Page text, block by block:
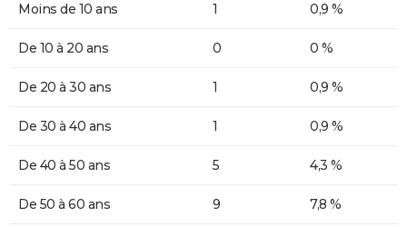
Moins de 10 ans 1 0,9 %
De 10 à 20 ans 0 0 %
De 20 à 30 ans 1 0,9 %
De 30 à 40 ans 1 0,9 %
De 40 à 50 ans 5 4,3 %
De 50 à 60 ans 9 7,8 %